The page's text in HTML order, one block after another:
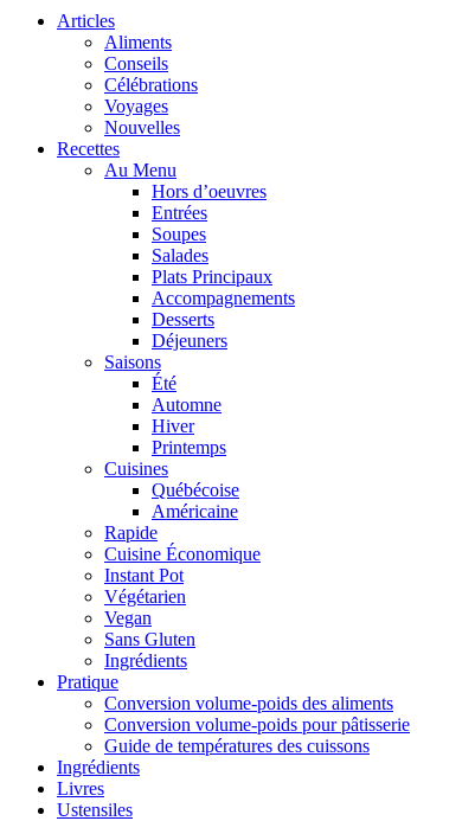
Articles
Aliments
Conseils
Célébrations
Voyages
Nouvelles
Recettes
Au Menu
Hors d’oeuvres
Entrées
Soupes
Salades
Plats Principaux
Accompagnements
Desserts
Déjeuners
Saisons
Été
Automne
Hiver
Printemps
Cuisines
Québécoise
Américaine
Rapide
Cuisine Économique
Instant Pot
Végétarien
Vegan
Sans Gluten
Ingrédients
Pratique
Conversion volume-poids des aliments
Conversion volume-poids pour pâtisserie
Guide de températures des cuissons
Ingrédients
Livres
Ustensiles